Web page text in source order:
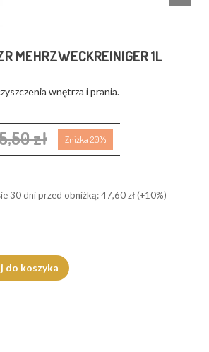
MEHRZWECKREINIGER 1L
wnętrza i prania.
zł Zniżka 20%
30 dni przed obniżką:47,60 zł(+10%)
do koszyka